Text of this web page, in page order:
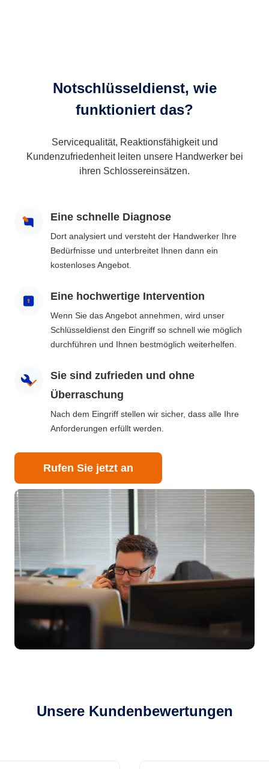
Notschlüsseldienst, wie
funktioniert das?
Servicequalität, Reaktionsfähigkeit und
Kundenzufriedenheit leiten unsere Handwerker bei
ihren Schlossereinsätzen.
Eine schnelle Diagnose
Dort analysiert und versteht der Handwerker Ihre
Bedürfnisse und unterbreitet Ihnen dann ein
kostenloses Angebot.
Eine hochwertige Intervention
Wenn Sie das Angebot annehmen, wird unser
Schlüsseldienst den Eingriff so schnell wie möglich
durchführen und Ihnen bestmöglich weiterhelfen.
Sie sind zufrieden und ohne
Überraschung
Nach dem Eingriff stellen wir sicher, dass alle Ihre
Anforderungen erfüllt werden.
Rufen Sie jetzt an
Unsere Kundenbewertungen